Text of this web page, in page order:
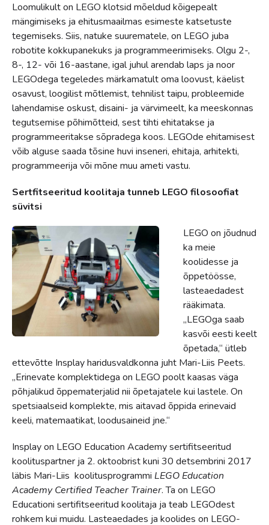
Loomulikult on LEGO klotsid mõeldud kõigepealt
mängimiseks ja ehitusmaailmas esimeste katsetuste
tegemiseks. Siis, natuke suurematele, on LEGO juba
robotite kokkupanekuks ja programmeerimiseks. Olgu 2-,
8-, 12- või 16-aastane, igal juhul arendab laps ja noor
LEGOdega tegeledes märkamatult oma loovust, käelist
osavust, loogilist mõtlemist, tehnilist taipu, probleemide
lahendamise oskust, disaini- ja värvimeelt, ka meeskonnas
tegutsemise põhimõtteid, sest tihti ehitatakse ja
programmeeritakse sõpradega koos. LEGOde ehitamisest
võib alguse saada tõsine huvi inseneri, ehitaja, arhitekti,
programmeerija või mõne muu ameti vastu.
Sertfitseeritud koolitaja tunneb LEGO filosoofiat
süvitsi
LEGO on jõudnud
ka meie
koolidesse ja
õppetöösse,
lasteaedadest
rääkimata.
„LEGOga saab
kasvõi eesti keelt
õpetada,“ ütleb
ettevõtte Insplay haridusvaldkonna juht Mari-Liis Peets.
„Erinevate komplektidega on LEGO poolt kaasas väga
põhjalikud õppematerjalid nii õpetajatele kui lastele. On
spetsiaalseid komplekte, mis aitavad õppida erinevaid
keeli, matemaatikat, loodusaineid jne.“
Insplay on LEGO Education Academy sertifitseeritud
koolituspartner ja 2. oktoobrist kuni 30 detsembrini 2017
läbis Mari-Liis koolitusprogrammi LEGO Education
Academy Certified Teacher Trainer. Ta on LEGO
Educationi sertifitseeritud koolitaja ja teab LEGOdest
rohkem kui muidu. Lasteaedades ja koolides on LEGO-